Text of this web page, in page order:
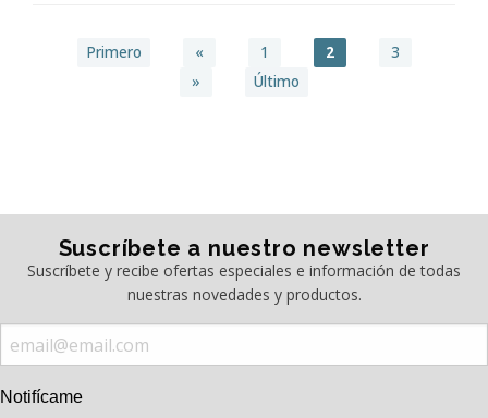
Primero « 1 2
3
»
Último
Suscríbete a nuestro newsletter
Suscríbete y recibe ofertas especiales e información de todas
nuestras novedades y productos.
Notifícame